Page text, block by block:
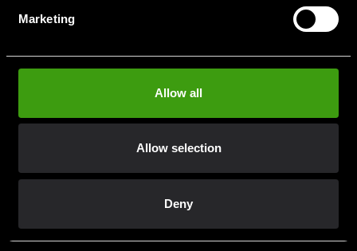
Marketing
Allow all
Allow selection
Deny
info@budofitness.dk
Tel:+468-673 33 50